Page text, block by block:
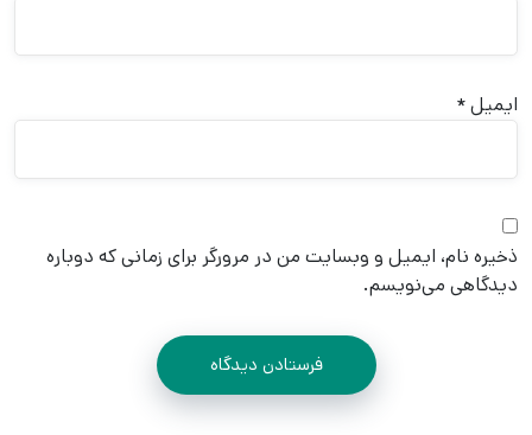
ایمیل*
ذخیره نام، ایمیل و وبسایت من در مرورگر برای زمانی که دوباره
دیدگاهی می‌نویسم.